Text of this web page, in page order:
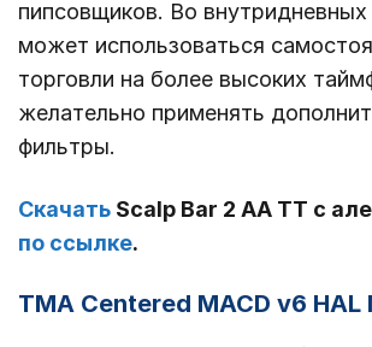
пипсовщиков. Во внутридневных
может использоваться
торговли на более высоких
желательно применять
фильтры.
Скачать Scalp Bar 2 AA TT с
по ссылке.
TMA Centered MACD v6 HAL